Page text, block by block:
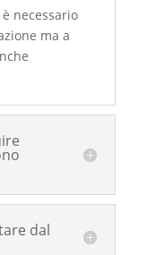
necessario
ma a
dal